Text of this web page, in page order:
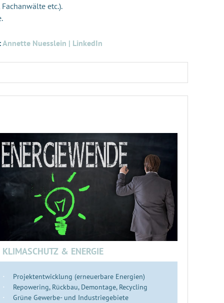
etc.).
Annette Nuesslein | LinkedIn
KLIMASCHUTZ & ENERGIE
Projektentwicklung (erneuerbare Energien)
Repowering, Rückbau, Demontage, Recycling
Grüne Gewerbe- und Industriegebiete